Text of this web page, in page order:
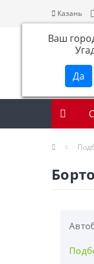
Казань
Ваш